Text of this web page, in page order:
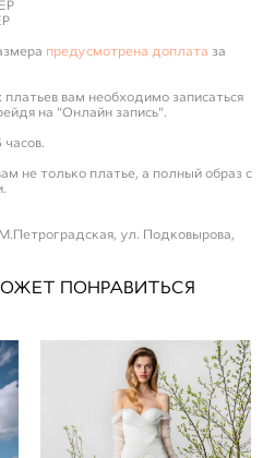
предусмотрена доплата за
вам необходимо записаться
на "Онлайн запись".
не только платье, а полный образ с
ул. Подковырова,
ПОНРАВИТЬСЯ